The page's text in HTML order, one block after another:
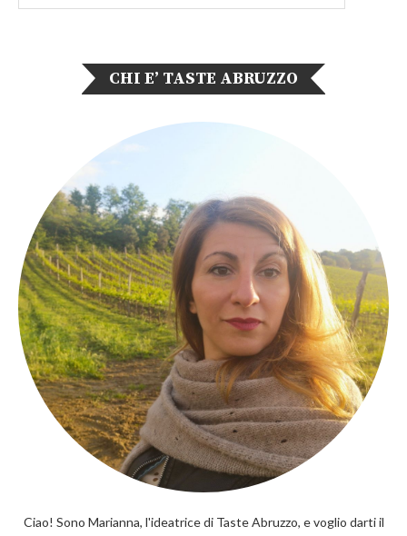
CHI E’ TASTE ABRUZZO
Ciao! Sono Marianna, l'ideatrice di Taste Abruzzo, e voglio darti il